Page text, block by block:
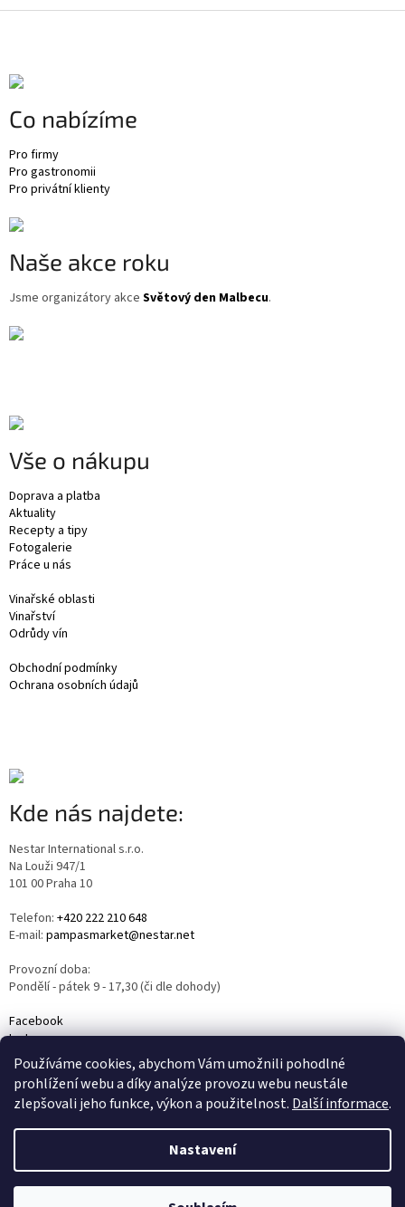
Používáme cookies, abychom Vám umožnili pohodlné
prohlížení webu a díky analýze provozu webu neustále
zlepšovali jeho funkce, výkon a použitelnost. Další informace.
Nastavení
Co nabízíme
Pro firmy
Pro gastronomii
Pro privátní klienty
Naše akce roku
Jsme organizátory akce Světový den Malbecu.
Vše o nákupu
Doprava a platba
Aktuality
Recepty a tipy
Fotogalerie
Práce u nás
Vinařské oblasti
Vinařství
Odrůdy vín
Obchodní podmínky
Ochrana osobních údajů
Kde nás najdete:
Nestar International s.r.o.
Na Louži 947/1
101 00 Praha 10
Telefon: +420 222 210 648
E-mail: pampasmarket@nestar.net
Provozní doba:
Pondělí - pátek 9 - 17,30 (či dle dohody)
Facebook
Instagram
YouTube
Vytvořil Shoptet